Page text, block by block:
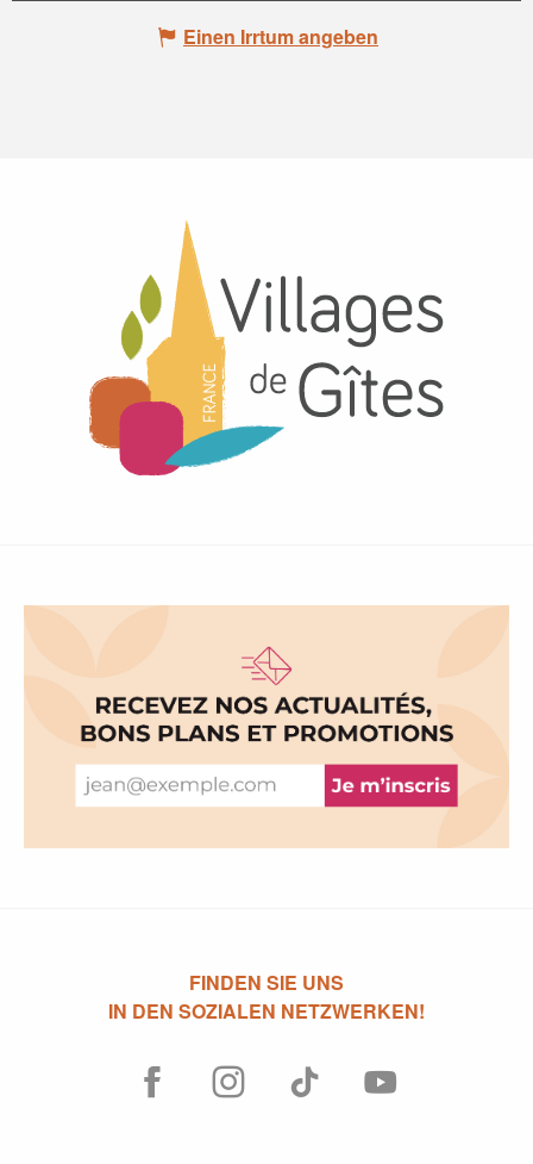
Einen Irrtum angeben
FINDEN SIE UNS
IN DEN SOZIALEN NETZWERKEN!